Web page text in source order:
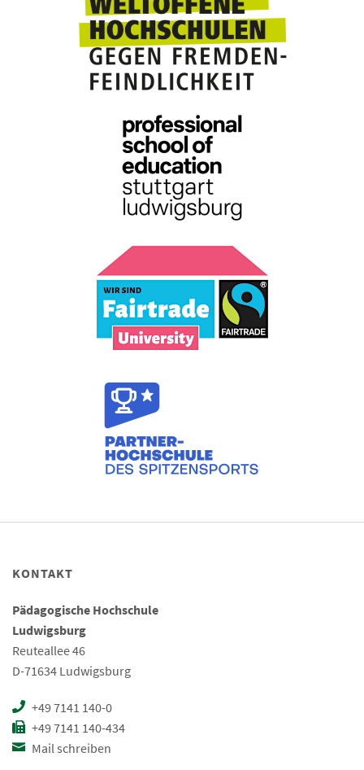
KONTAKT
Pädagogische Hochschule
Ludwigsburg
Reuteallee 46
D-71634 Ludwigsburg
+49 7141 140-0
+49 7141 140-434
Mail schreiben